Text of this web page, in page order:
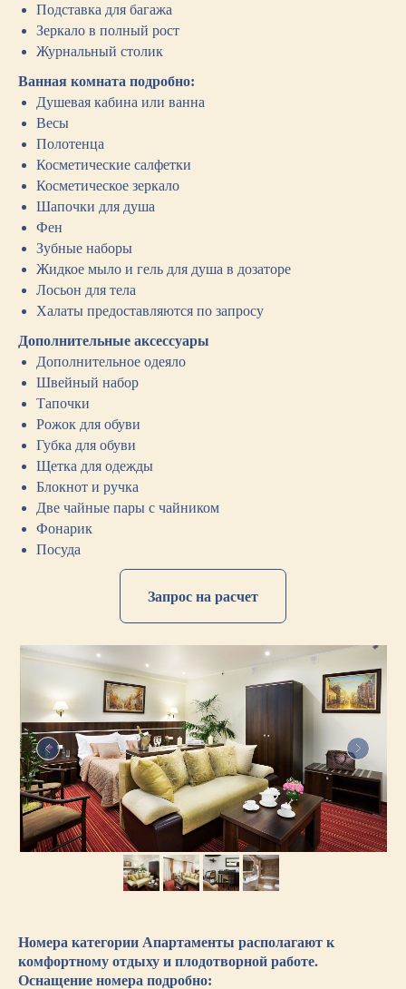
Подставка для багажа
Зеркало в полный рост
Журнальный столик
Ванная комната подробно:
Душевая кабина или ванна
Весы
Полотенца
Косметические салфетки
Косметическое зеркало
Шапочки для душа
Фен
Зубные наборы
Жидкое мыло и гель для душа в дозаторе
Лосьон для тела
Халаты предоставляются по запросу
Дополнительные аксессуары
Дополнительное одеяло
Швейный набор
Тапочки
Рожок для обуви
Губка для обуви
Щетка для одежды
Блокнот и ручка
Две чайные пары с чайником
Фонарик
Посуда
Запрос на расчет
Номера категории Апартаменты располагают к
комфортному отдыху и плодотворной работе.
Оснащение номера подробно: